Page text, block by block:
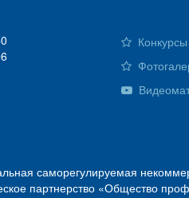
саморегулируемая
партнерство «Общество